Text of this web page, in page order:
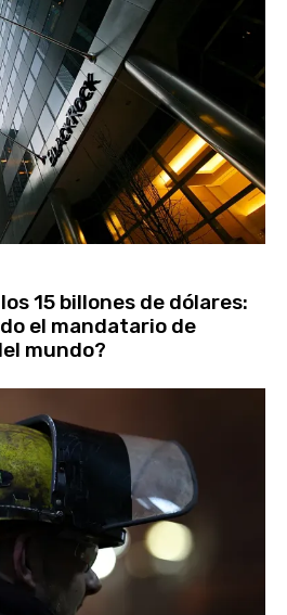
15 billones de dólares:
el mandatario de
mundo?